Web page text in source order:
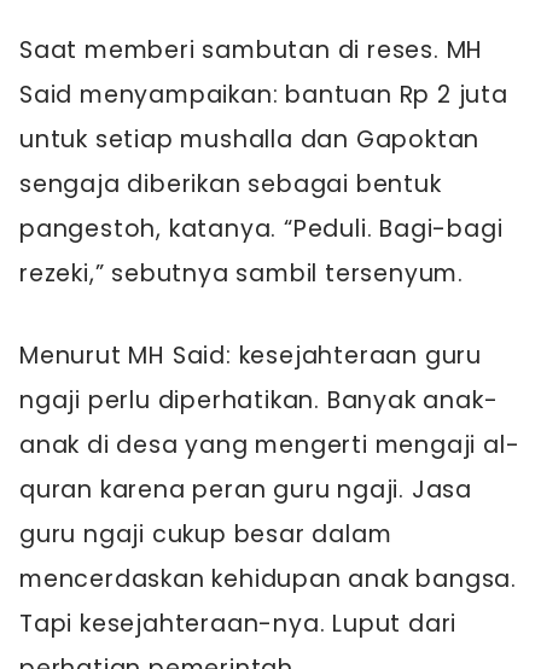
Saat memberi sambutan di reses. MH
Said menyampaikan: bantuan Rp 2 juta
untuk setiap mushalla dan Gapoktan
sengaja diberikan sebagai bentuk
pangestoh, katanya. “Peduli. Bagi-bagi
rezeki,” sebutnya sambil tersenyum.
Menurut MH Said: kesejahteraan guru
ngaji perlu diperhatikan. Banyak anak-
anak di desa yang mengerti mengaji al-
quran karena peran guru ngaji. Jasa
guru ngaji cukup besar dalam
mencerdaskan kehidupan anak bangsa.
Tapi kesejahteraan-nya. Luput dari